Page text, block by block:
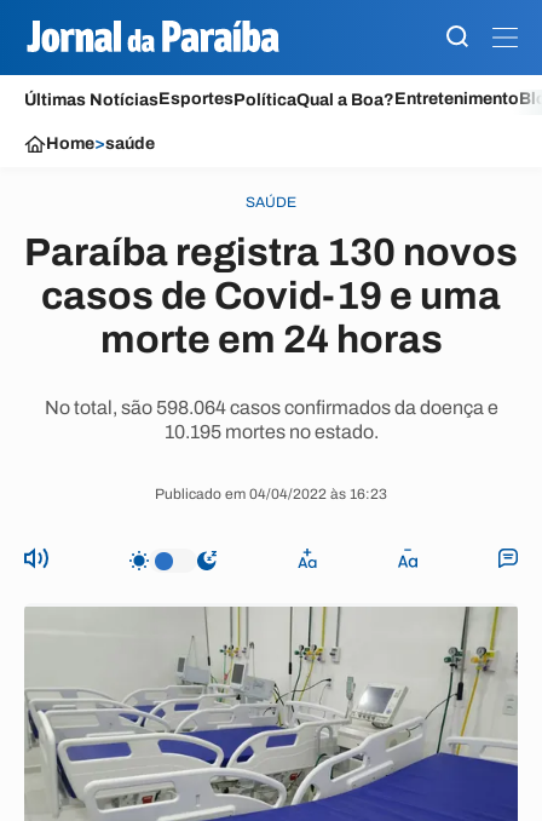
Últimas NotíciasEsportesPolíticaQual a Boa?Entretenimento
Home>saúde
SAÚDE
Paraíba registra 130 novos
casos de Covid-19 e uma
morte em 24 horas
No total, são 598.064 casos confirmados da doença e
10.195 mortes no estado.
Publicado em 04/04/2022 às 16:23